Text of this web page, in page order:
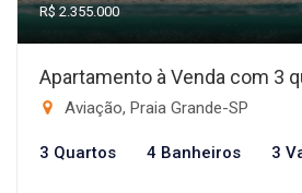
R$ 2.355.000
Apartamento à Venda com 3
Aviação, Praia Grande-SP
3 Quartos 4 Banheiros 3